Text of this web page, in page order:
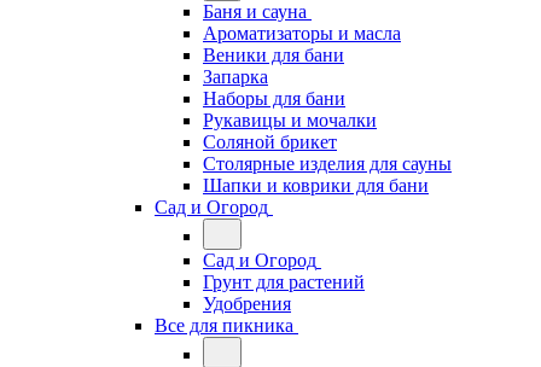
Баня и сауна
Ароматизаторы и масла
Веники для бани
Запарка
Наборы для бани
Рукавицы и мочалки
Соляной брикет
Столярные изделия для сауны
Шапки и коврики для бани
Сад и Огород
Сад и Огород
Грунт для растений
Удобрения
Все для пикника